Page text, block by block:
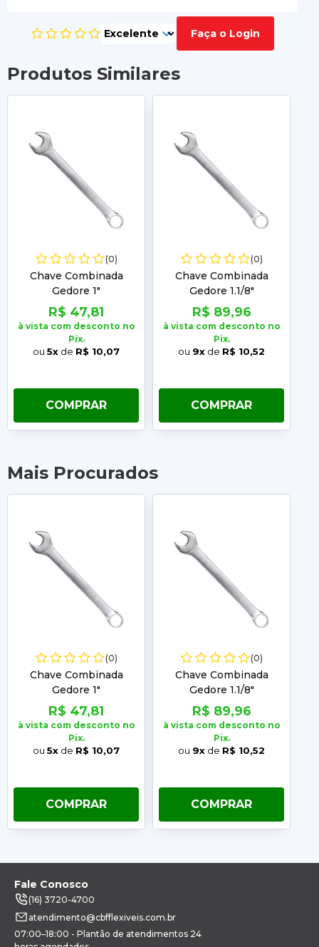
Faça o Login
Produtos Similares
(0)
Chave Combinada
Gedore 1"
R$ 47,81
à vista com desconto no
Pix.
ou 5x de R$ 10,07
COMPRAR
(0)
Chave Combinada
Gedore 1.1/8"
R$ 89,96
à vista com desconto no
Pix.
ou 9x de R$ 10,52
COMPRAR
Mais Procurados
(0)
Chave Combinada
Gedore 1"
R$ 47,81
à vista com desconto no
Pix.
ou 5x de R$ 10,07
COMPRAR
(0)
Chave Combinada
Gedore 1.1/8"
R$ 89,96
à vista com desconto no
Pix.
ou 9x de R$ 10,52
COMPRAR
Fale Conosco
(16) 3720-4700
atendimento@cbfflexiveis.com.br
07:00–18:00 - Plantão de atendimentos 24